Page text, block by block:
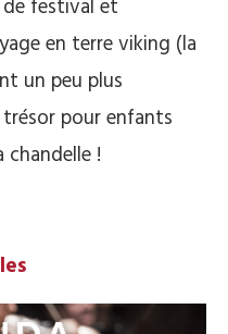
festival et
en terre viking (la
un peu plus
trésor pour enfants
chandelle !